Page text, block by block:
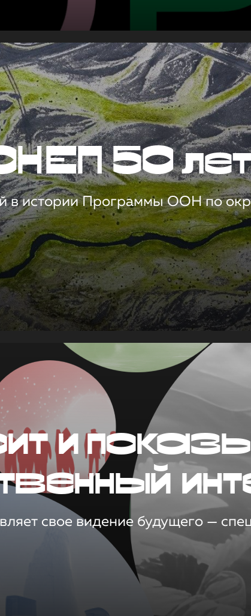
50 лет
в истории Программы ООН по
и
свое видение будущего —